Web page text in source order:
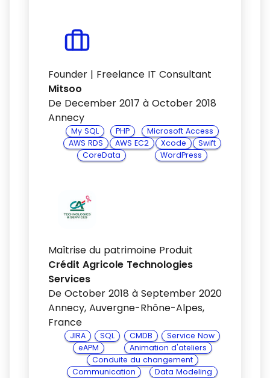
Founder | Freelance IT Consultant
Mitsoo
De December 2017 à October 2018
Annecy
My SQL PHP
Microsoft Access
AWS RDS
AWS EC2 Xcode
Swift
CoreData
WordPress
Maîtrise du patrimoine Produit
Crédit Agricole Technologies
Services
De October 2018 à September 2020
Annecy, Auvergne-Rhône-Alpes,
France
JIRA SQL CMDB
Service Now
eAPM
Animation d'ateliers
Conduite du changement
Communication
Data Modeling